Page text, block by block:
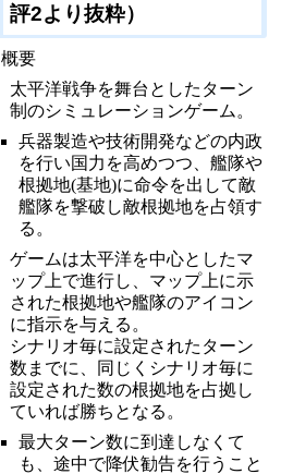
評2より抜粋）
概要
太平洋戦争を舞台としたターン
制のシミュレーションゲーム。
兵器製造や技術開発などの内政
を行い国力を高めつつ、艦隊や
根拠地(基地)に命令を出して敵
艦隊を撃破し敵根拠地を占領す
る。
ゲームは太平洋を中心としたマ
ップ上で進行し、マップ上に示
された根拠地や艦隊のアイコン
に指示を与える。
シナリオ毎に設定されたターン
数までに、同じくシナリオ毎に
設定された数の根拠地を占拠し
ていれば勝ちとなる。
最大ターン数に到達しなくて
も、途中で降伏勧告を行うこと